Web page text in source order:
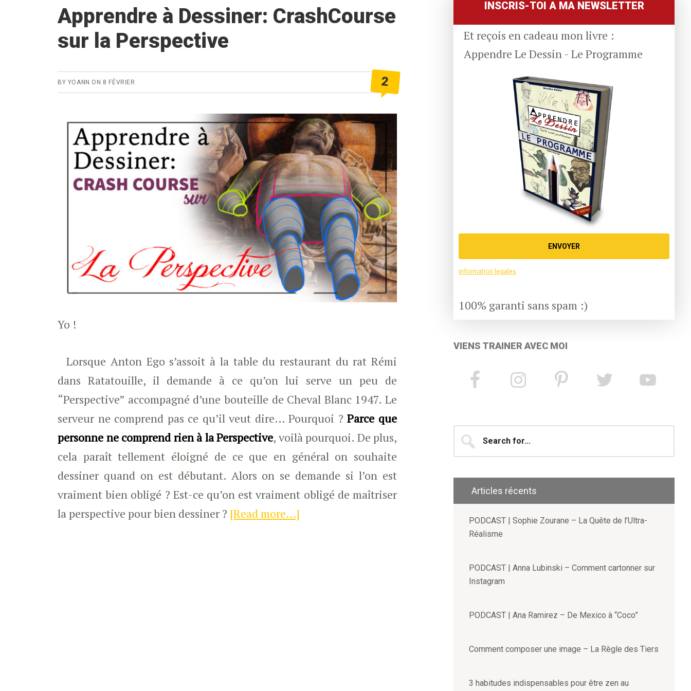
Apprendre à Dessiner: CrashCourse
sur la Perspective
BY YOANN ON 8 FÉVRIER 2
Yo !
Lorsque Anton Ego s’assoit à la table du restaurant du rat Rémi
dans Ratatouille, il demande à ce qu’on lui serve un peu de
“Perspective” accompagné d’une bouteille de Cheval Blanc 1947. Le
serveur ne comprend pas ce qu’il veut dire… Pourquoi ?Parce que
personne ne comprend rien à la Perspective, voilà pourquoi. De plus,
cela paraît tellement éloigné de ce que en général on souhaite
dessiner quand on est débutant. Alors on se demande si l’on est
vraiment bien obligé ? Est-ce qu’on est vraiment obligé de maîtriser
la perspective pour bien dessiner ? [Read more…]
INSCRIS-TOI A MA NEWSLETTER
Et reçois en cadeau mon livre :
Appendre Le Dessin - Le Programme
ENVOYER
information legales
100% garanti sans spam :)
VIENS TRAINER AVEC MOI
for...
Articles récents
PODCAST | Sophie Zourane – La Quête de l’Ultra-
Réalisme
PODCAST | Anna Lubinski – Comment cartonner sur
Instagram
PODCAST | Ana Ramirez – De Mexico à “Coco”
Comment composer une image – La Règle des Tiers
3 habitudes indispensables pour être zen au